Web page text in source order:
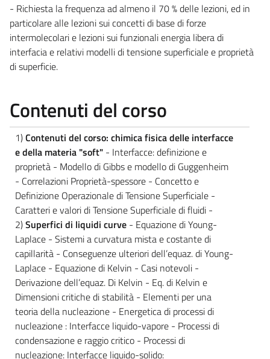
- Richiesta la frequenza ad almeno il 70 % delle lezioni, ed in
particolare alle lezioni sui concetti di base di forze
intermolecolari e lezioni sui funzionali energia libera di
interfacia e relativi modelli di tensione superficiale e proprietà
di superficie.
Contenuti del corso
1)Contenuti del corso: chimica fisica delle interfacce
e della materia "soft" - Interfacce: definizione e
proprietà - Modello di Gibbs e modello di Guggenheim
- Correlazioni Proprietà-spessore - Concetto e
Definizione Operazionale di Tensione Superficiale -
Caratteri e valori di Tensione Superficiale di fluidi -
2)Superfici di liquidi curve - Equazione di Young-
Laplace - Sistemi a curvatura mista e costante di
capillarità - Conseguenze ulteriori dell’equaz. di Young-
Laplace - Equazione di Kelvin - Casi notevoli -
Derivazione dell’equaz. Di Kelvin - Eq. di Kelvin e
Dimensioni critiche di stabilità - Elementi per una
teoria della nucleazione - Energetica di processi di
nucleazione : Interfacce liquido-vapore - Processi di
condensazione e raggio critico - Processi di
nucleazione: Interfacce liquido-solido: